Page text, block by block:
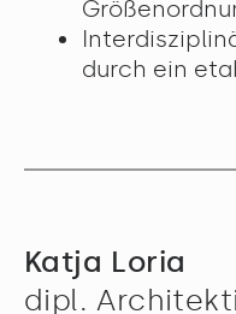
durch ein
Katja Loria
dipl.